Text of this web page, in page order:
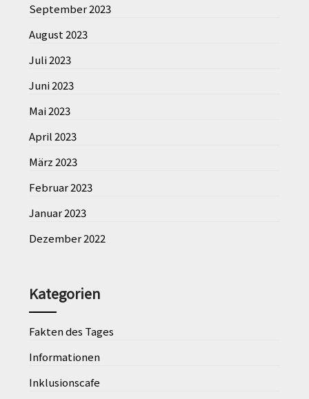
September 2023
August 2023
Juli 2023
Juni 2023
Mai 2023
April 2023
März 2023
Februar 2023
Januar 2023
Dezember 2022
Kategorien
Fakten des Tages
Informationen
Inklusionscafe